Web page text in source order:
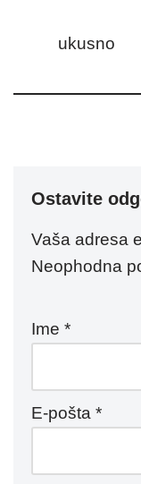
ukusno
Ostavite
Vaša adresa
Neophodna
Ime *
E-pošta *